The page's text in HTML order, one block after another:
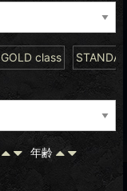
GOLD class
年齢